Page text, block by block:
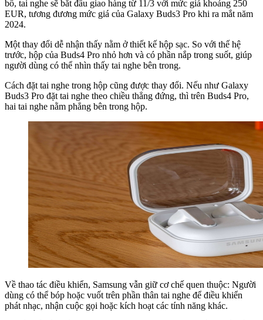
bố, tai nghe sẽ bắt đầu giao hàng từ 11/3 với mức giá khoảng 250
EUR, tương đương mức giá của Galaxy Buds3 Pro khi ra mắt năm
2024.
Một thay đổi dễ nhận thấy nằm ở thiết kế hộp sạc. So với thế hệ
trước, hộp của Buds4 Pro nhỏ hơn và có phần nắp trong suốt, giúp
người dùng có thể nhìn thấy tai nghe bên trong.
Cách đặt tai nghe trong hộp cũng được thay đổi. Nếu như Galaxy
Buds3 Pro đặt tai nghe theo chiều thẳng đứng, thì trên Buds4 Pro,
hai tai nghe nằm phẳng bên trong hộp.
Về thao tác điều khiển, Samsung vẫn giữ cơ chế quen thuộc: Người
dùng có thể bóp hoặc vuốt trên phần thân tai nghe để điều khiển
phát nhạc, nhận cuộc gọi hoặc kích hoạt các tính năng khác.